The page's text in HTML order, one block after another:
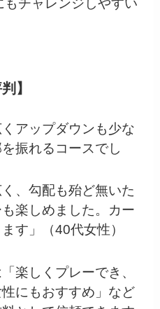
もチャレンジしやすい
】
くアップダウンも少な
振れるコースでし
く、勾配も殆ど無いた
楽しめました。カー
す」（40代女性）
楽しくプレーでき、
にもおすすめ」など